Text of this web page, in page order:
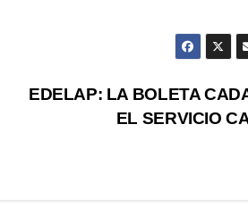
EDELAP: LA BOLETA
EL SERVICIO